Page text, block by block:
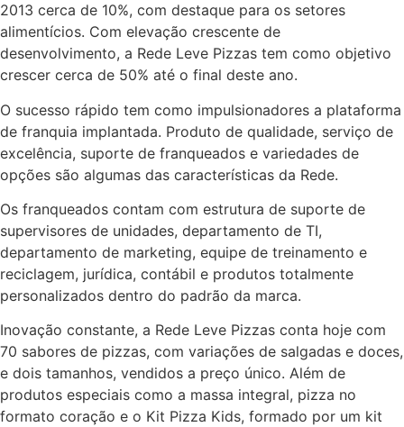
2013 cerca de 10%, com destaque para os setores
alimentícios. Com elevação crescente de
desenvolvimento, a Rede Leve Pizzas tem como objetivo
crescer cerca de 50% até o final deste ano.
O sucesso rápido tem como impulsionadores a plataforma
de franquia implantada. Produto de qualidade, serviço de
excelência, suporte de franqueados e variedades de
opções são algumas das características da Rede.
Os franqueados contam com estrutura de suporte de
supervisores de unidades, departamento de TI,
departamento de marketing, equipe de treinamento e
reciclagem, jurídica, contábil e produtos totalmente
personalizados dentro do padrão da marca.
Inovação constante, a Rede Leve Pizzas conta hoje com
70 sabores de pizzas, com variações de salgadas e doces,
e dois tamanhos, vendidos a preço único. Além de
produtos especiais como a massa integral, pizza no
formato coração e o Kit Pizza Kids, formado por um kit